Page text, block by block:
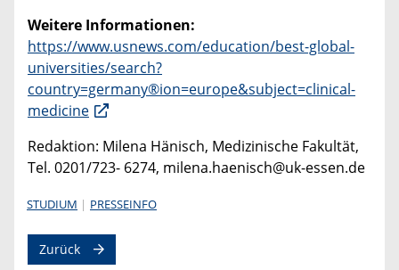
Weitere Informationen:
https://www.usnews.com/education/best-global-
universities/search?
country=germany®ion=europe&subject=clinical-
medicine
Redaktion: Milena Hänisch, Medizinische Fakultät,
Tel. 0201/723- 6274, milena.haenisch@uk-essen.de
STUDIUM PRESSEINFO
Zurück